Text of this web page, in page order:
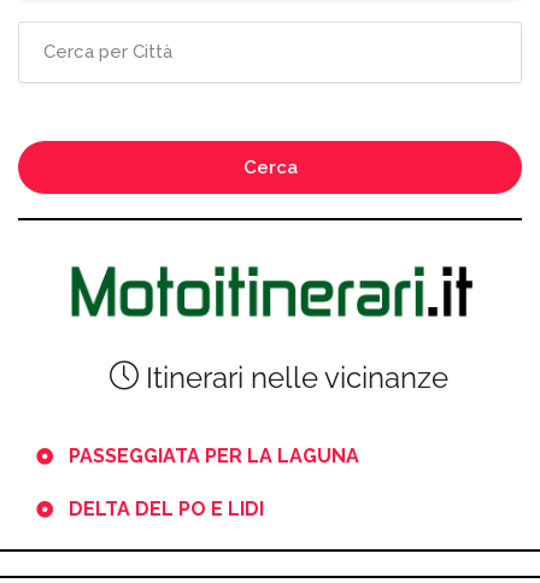
Cerca
Itinerari nelle vicinanze
PASSEGGIATA PER LA LAGUNA
DELTA DEL PO E LIDI